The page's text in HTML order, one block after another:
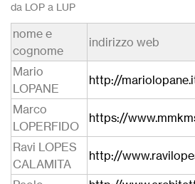
da LOP a LUP
nome e
cognome
indirizzo web
Mario
LOPANE
http://
Marco
LOPERFIDO
https://
Ravi LOPES
CALAMITA
http://